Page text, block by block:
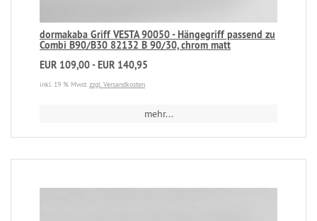
dormakaba Griff VESTA 90050 - Hängegriff passend zu
Combi B90/B30 82132 B 90/30, chrom matt
EUR 109,00 - EUR 140,95
inkl. 19 % Mwst.zzgl. Versandkosten
mehr...